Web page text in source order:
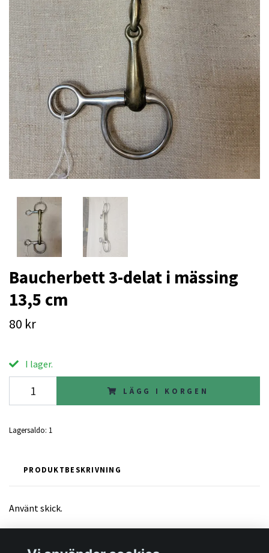
Baucherbett 3-delat i mässing
13,5 cm
80 kr
I lager.
LÄGG I KORGEN
Lagersaldo: 1
PRODUKTBESKRIVNING
Använt skick.